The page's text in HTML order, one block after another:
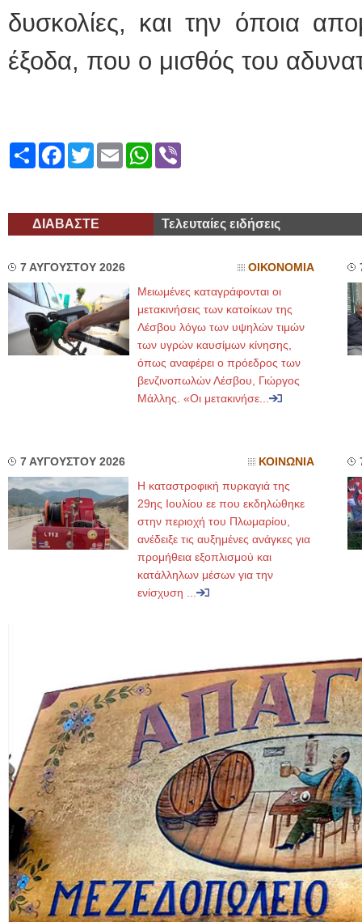
δυσκολίες, και την όποια
έξοδα, που ο μισθός του
ShareFacebook
TwitterEmailWhatsApp
ΔΙΑΒΑΣΤΕ Τελευταίες ειδήσεις
7 ΑΥΓΟΥΣΤΟΥ 2026 ΟΙΚΟΝΟΜΙΑ
Μειωμένες καταγράφονται οι
μετακινήσεις των κατοίκων της
Λέσβου λόγω των υψηλών τιμών
των υγρών καυσίμων κίνησης,
όπως αναφέρει ο πρόεδρος των
βενζινοπωλών Λέσβου, Γιώργος
Μάλλης. «Οι μετακινήσε...
7 ΑΥΓΟΥΣΤΟΥ 2026 ΚΟΙΝΩΝΙΑ
Η καταστροφική πυρκαγιά της
29ης Ιουλίου εε που εκδηλώθηκε
στην περιοχή του Πλωμαρίου,
ανέδειξε τις αυξημένες ανάγκες για
προμήθεια εξοπλισμού και
κατάλληλων μέσων για την
ενίσχυση ...